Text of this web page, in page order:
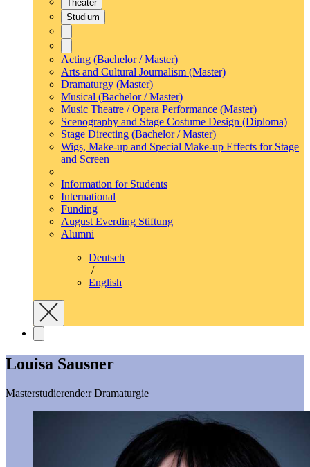
Theater
Studium
Acting (Bachelor / Master)
Arts and Cultural Journalism (Master)
Dramaturgy (Master)
Musical (Bachelor / Master)
Music Theatre / Opera Performance (Master)
Scenography and Stage Costume Design (Diploma)
Stage Directing (Bachelor / Master)
Wigs, Make-up and Special Make-up Effects for Stage
and Screen
Information for Students
International
Funding
August Everding Stiftung
Alumni
Deutsch
/
English
Louisa Sausner
Masterstudierende:r Dramaturgie